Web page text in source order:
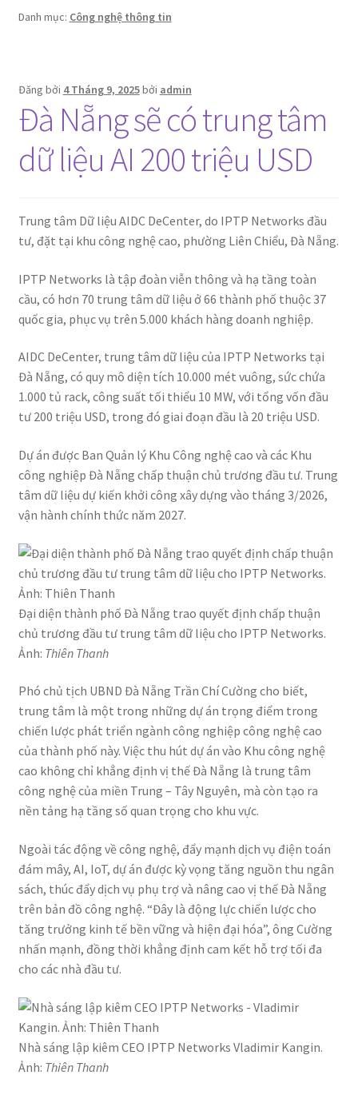
Danh mục: Công nghệ thông tin
Đăng bởi 4 Tháng 9, 2025bởi admin
Đà Nẵng sẽ có trung tâm
dữ liệu AI 200 triệu USD
Trung tâm Dữ liệu AIDC DeCenter, do IPTP Networks đầu
tư, đặt tại khu công nghệ cao, phường Liên Chiểu, Đà Nẵng.
IPTP Networks là tập đoàn viễn thông và hạ tầng toàn
cầu, có hơn 70 trung tâm dữ liệu ở 66 thành phố thuộc 37
quốc gia, phục vụ trên 5.000 khách hàng doanh nghiệp.
AIDC DeCenter, trung tâm dữ liệu của IPTP Networks tại
Đà Nẵng, có quy mô diện tích 10.000 mét vuông, sức chứa
1.000 tủ rack, công suất tối thiểu 10 MW, với tổng vốn đầu
tư 200 triệu USD, trong đó giai đoạn đầu là 20 triệu USD.
Dự án được Ban Quản lý Khu Công nghệ cao và các Khu
công nghiệp Đà Nẵng chấp thuận chủ trương đầu tư. Trung
tâm dữ liệu dự kiến khởi công xây dựng vào tháng 3/2026,
vận hành chính thức năm 2027.
Đại diện thành phố Đà Nẵng trao quyết định chấp thuận
chủ trương đầu tư trung tâm dữ liệu cho IPTP Networks.
Ảnh: Thiên Thanh
Phó chủ tịch UBND Đà Nẵng Trần Chí Cường cho biết,
trung tâm là một trong những dự án trọng điểm trong
chiến lược phát triển ngành công nghiệp công nghệ cao
của thành phố này. Việc thu hút dự án vào Khu công nghệ
cao không chỉ khẳng định vị thế Đà Nẵng là trung tâm
công nghệ của miền Trung – Tây Nguyên, mà còn tạo ra
nền tảng hạ tầng số quan trọng cho khu vực.
Ngoài tác động về công nghệ, đẩy mạnh dịch vụ điện toán
đám mây, AI, IoT, dự án được kỳ vọng tăng nguồn thu ngân
sách, thúc đẩy dịch vụ phụ trợ và nâng cao vị thế Đà Nẵng
trên bản đồ công nghệ. “Đây là động lực chiến lược cho
tăng trưởng kinh tế bền vững và hiện đại hóa”, ông Cường
nhấn mạnh, đồng thời khẳng định cam kết hỗ trợ tối đa
cho các nhà đầu tư.
Nhà sáng lập kiêm CEO IPTP Networks Vladimir Kangin.
Ảnh: Thiên Thanh